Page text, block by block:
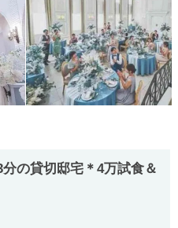
分の貸切邸宅＊4万試食＆
評価